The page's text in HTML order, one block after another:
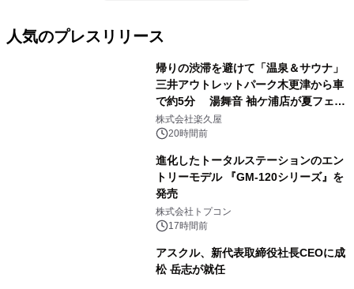
人気のプレスリリース
帰りの渋滞を避けて「温泉＆サウナ」
三井アウトレットパーク木更津から車
で約5分 湯舞音 袖ケ浦店が夏フェア
メニューを提供
株式会社楽久屋
20時間前
進化したトータルステーションのエン
トリーモデル 『GM-120シリーズ』を
発売
株式会社トプコン
17時間前
アスクル、新代表取締役社長CEOに成
松 岳志が就任